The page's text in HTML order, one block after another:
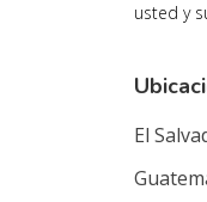
usted y
El